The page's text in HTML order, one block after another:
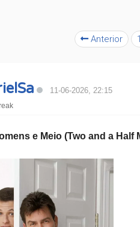
Anterior
1
11-06-2026, 22:15
e Meio (Two and a Half